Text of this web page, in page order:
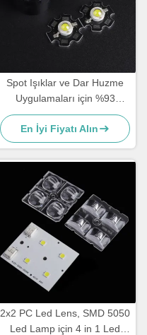
Spot Işıklar ve Dar Huzme
Uygulamaları için %93
Geçirgenliğe ve 5 Derece
Işın Açısına Sahip 20mm
PMMA LED Lens
En İyi Fiyatı Alın
2x2 PC Led Lens, SMD 5050
Led Lamp için 4 in 1 Led